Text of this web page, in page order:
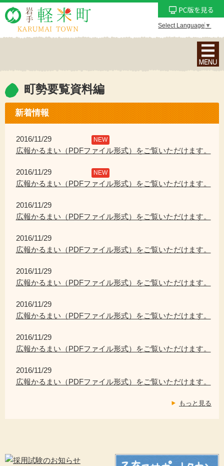
Select Language ▼
ナ
ビ
ョ
ン
ニ
を
町勢要覧資料編
新着情報
2016/11/29 NEW
広報かるまい（PDFファイル形式）をご覧いただけます。
2016/11/29 NEW
広報かるまい（PDFファイル形式）をご覧いただけます。
2016/11/29
広報かるまい（PDFファイル形式）をご覧いただけます。
2016/11/29
広報かるまい（PDFファイル形式）をご覧いただけます。
2016/11/29
広報かるまい（PDFファイル形式）をご覧いただけます。
2016/11/29
広報かるまい（PDFファイル形式）をご覧いただけます。
2016/11/29
広報かるまい（PDFファイル形式）をご覧いただけます。
2016/11/29
広報かるまい（PDFファイル形式）をご覧いただけます。
もっと見る